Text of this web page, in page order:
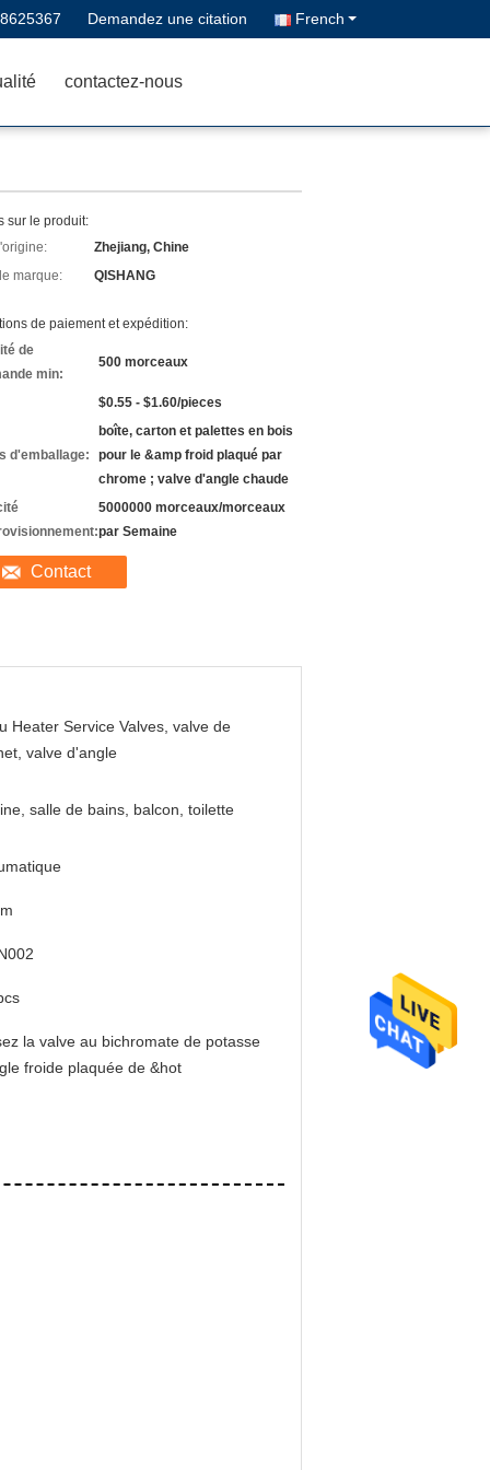
Demandez une citation French
contactez-nous
sur le produit:
Zhejiang, Chine
marque:
QISHANG
de paiement et expédition:
de
min:
500 morceaux
$0.55 - $1.60/pieces
d'emballage:
boîte, carton et palettes en bois
pour le &amp froid plaqué par
chrome ; valve d'angle chaude
5000000 morceaux/morceaux
par Semaine
Contact
Heater Service Valves, valve de
valve d'angle
salle de bains, balcon, toilette
la valve au bichromate de potasse
froide plaquée de &hot